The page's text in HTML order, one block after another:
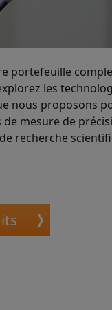
portefeuille
les
nous proposons
mesure de
recherche